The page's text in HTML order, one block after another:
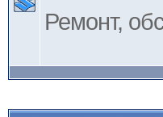
Ремонт,